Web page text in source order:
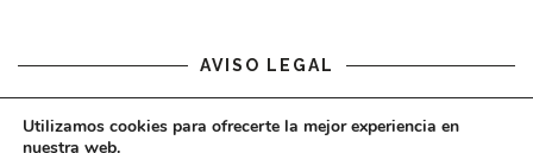
AVISO LEGAL
Aviso legal
Utilizamos cookies para ofrecerte la mejor experiencia en
nuestra web.